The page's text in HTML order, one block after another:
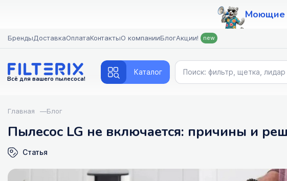
Моющие
БрендыДоставкаОплатаКонтактыО компанииБлогАкции! new
Всё для вашего пылесоса!
Каталог
Главная —Блог
Пылесос LG не включается: причины и
Статья